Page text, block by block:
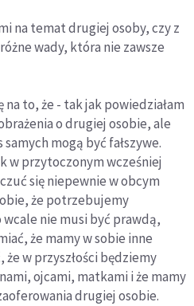
na temat drugiej osoby, czy z
wady, która nie zawsze
na to, że - tak jak powiedziałam
o drugiej osobie, ale
mogą być fałszywe.
w przytoczonym wcześniej
się niepewnie w obcym
że potrzebujemy
nie musi być prawdą,
że mamy w sobie inne
w przyszłości będziemy
ojcami, matkami i że mamy
drugiej osobie.